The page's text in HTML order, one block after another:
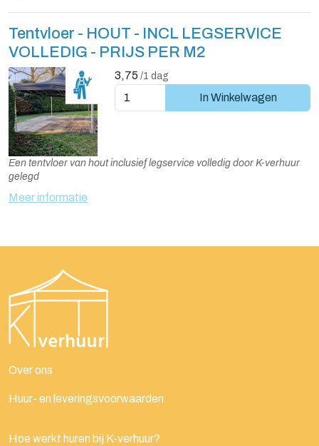
Tentvloer - HOUT - INCL LEGSERVICE
VOLLEDIG - PRIJS PER M2
3,75 /1 dag
In Winkelwagen
Een tentvloer van hout inclusief legservice volledig door K-verhuur
gelegd
Meer informatie
Over ons
Huur- en leveringsvoorwaarden
Hoe werkt huren bij K-verhuur?